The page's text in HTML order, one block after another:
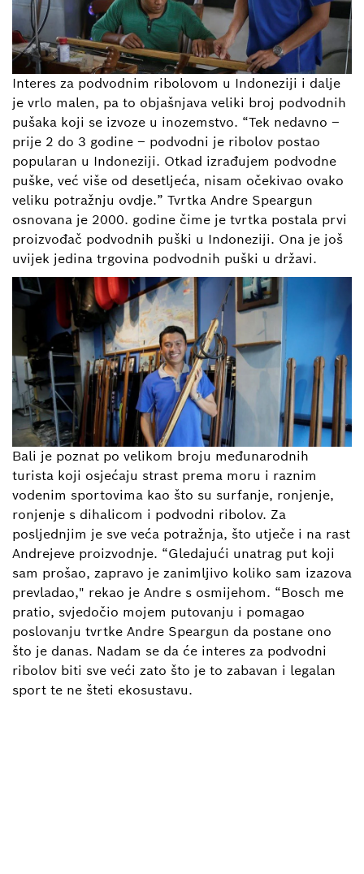
Interes za podvodnim ribolovom u Indoneziji i dalje
je vrlo malen, pa to objašnjava veliki broj podvodnih
pušaka koji se izvoze u inozemstvo. “Tek nedavno –
prije 2 do 3 godine – podvodni je ribolov postao
popularan u Indoneziji. Otkad izrađujem podvodne
puške, već više od desetljeća, nisam očekivao ovako
veliku potražnju ovdje.” Tvrtka Andre Speargun
osnovana je 2000. godine čime je tvrtka postala prvi
proizvođač podvodnih puški u Indoneziji. Ona je još
uvijek jedina trgovina podvodnih puški u državi.
Bali je poznat po velikom broju međunarodnih
turista koji osjećaju strast prema moru i raznim
vodenim sportovima kao što su surfanje, ronjenje,
ronjenje s dihalicom i podvodni ribolov. Za
posljednjim je sve veća potražnja, što utječe i na rast
Andrejeve proizvodnje. “Gledajući unatrag put koji
sam prošao, zapravo je zanimljivo koliko sam izazova
prevladao," rekao je Andre s osmijehom. “Bosch me
pratio, svjedočio mojem putovanju i pomagao
poslovanju tvrtke Andre Speargun da postane ono
što je danas. Nadam se da će interes za podvodni
ribolov biti sve veći zato što je to zabavan i legalan
sport te ne šteti ekosustavu.